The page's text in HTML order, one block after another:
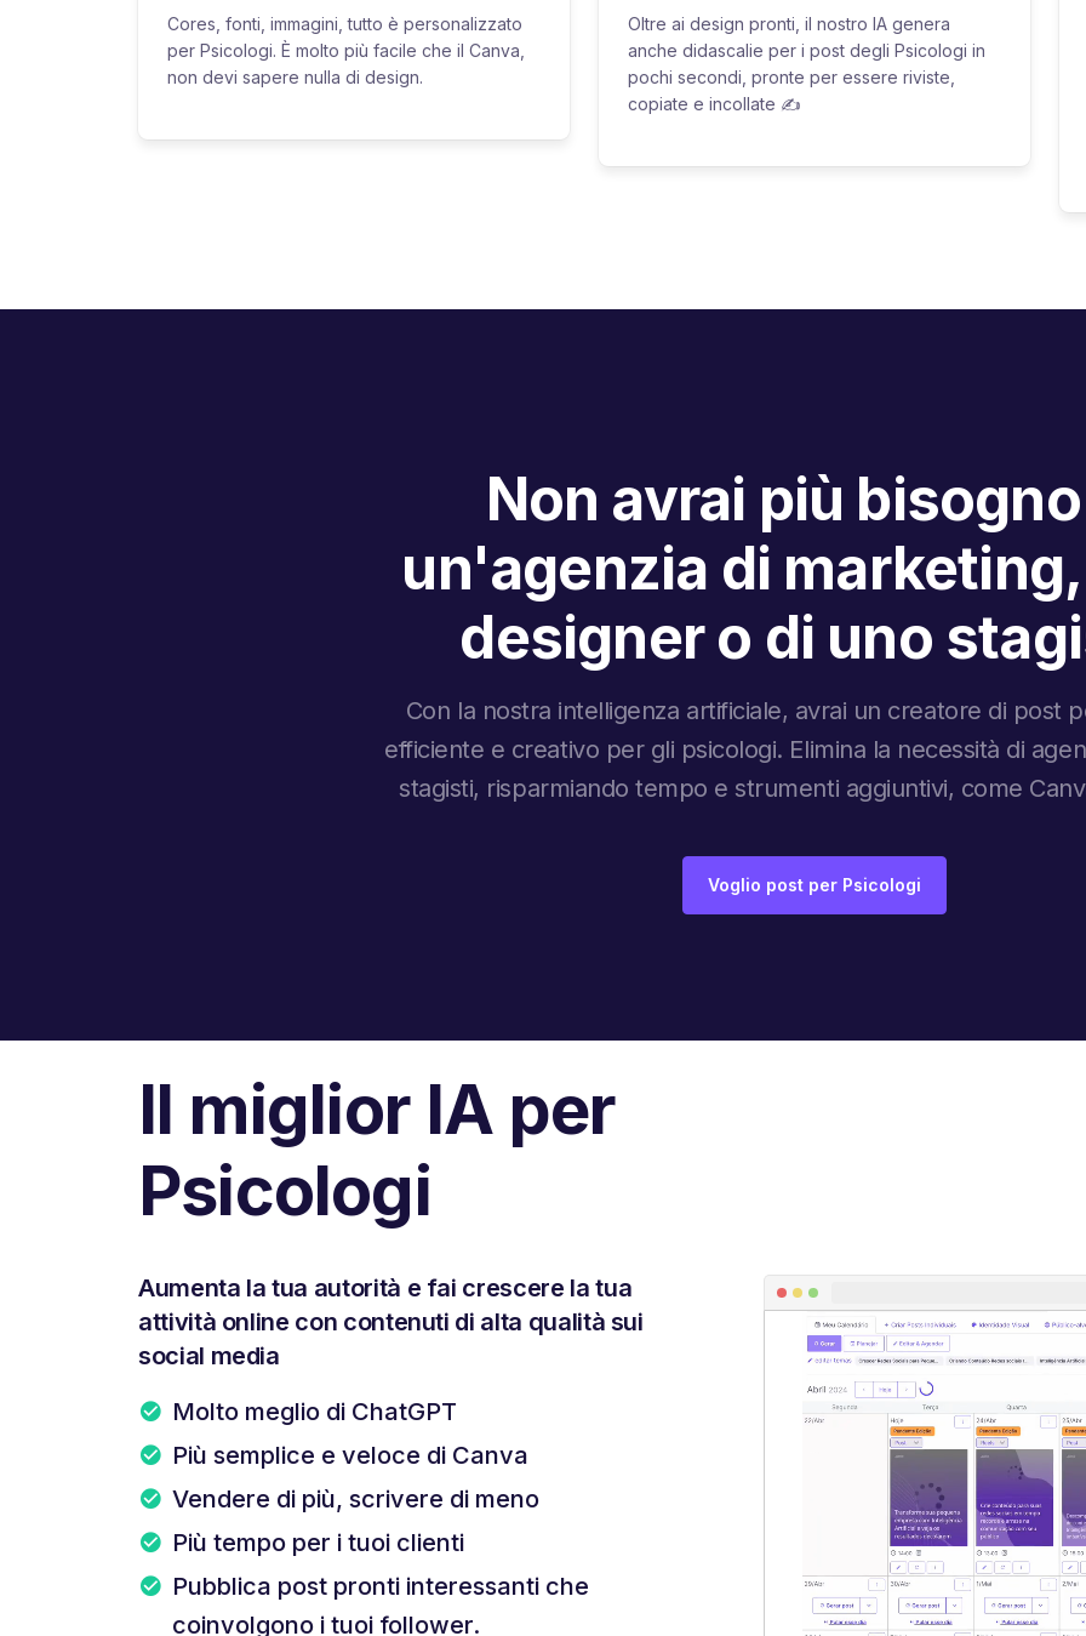
Cores, fonti, immagini, tutto è personalizzato
per Psicologi. È molto più facile che il Canva,
non devi sapere nulla di design.
Oltre ai design pronti, il nostro IA genera
anche didascalie per i post degli Psicologi in
pochi secondi, pronte per essere riviste,
copiate e incollate ✍️
Non avrai più
un'agenzia di
designer o di uno
Con la nostra intelligenza artificiale, avrai un creatore di post
efficiente e creativo per gli psicologi. Elimina la necessità di
stagisti, risparmiando tempo e strumenti aggiuntivi, come
Voglio post per Psicologi
Il miglior IA per
Psicologi
Aumenta la tua autorità e fai crescere la tua
attività online con contenuti di alta qualità sui
social media
Molto meglio di ChatGPT
Più semplice e veloce di Canva
Vendere di più, scrivere di meno
Più tempo per i tuoi clienti
Pubblica post pronti interessanti che
coinvolgono i tuoi follower.